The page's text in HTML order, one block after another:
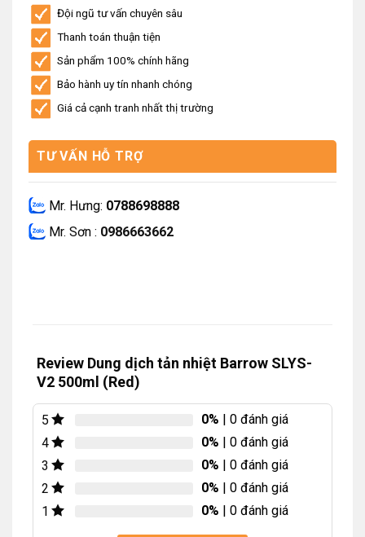
Đội ngũ tư vấn chuyên sâu
Thanh toán thuận tiện
Sản phẩm 100% chính hãng
Bảo hành uy tín nhanh chóng
Giá cả cạnh tranh nhất thị trường
TƯ VẤN HỖ TRỢ
Mr. Hưng: 0788698888
Mr. Sơn : 0986663662
Review Dung dịch tản nhiệt Barrow SLYS-
V2 500ml (Red)
5 0% | 0 đánh giá
4
0% | 0 đánh giá
3
0% | 0 đánh giá
2
0% | 0 đánh giá
1
0% | 0 đánh giá